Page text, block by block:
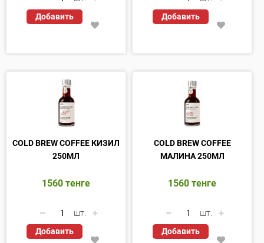
Добавить
Добавить
COLD BREW COFFEE КИЗИЛ
250МЛ
1560 тенге
шт.
Добавить
COLD BREW COFFEE
МАЛИНА 250МЛ
1560 тенге
шт.
Добавить